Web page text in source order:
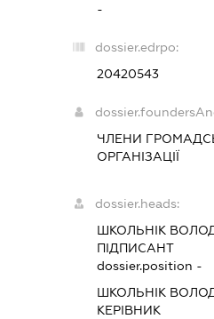
-
dossier.edrpo:
20420543
ЧЛЕНИ
ОРГАНІЗАЦІЇ
dossier.heads:
ШКОЛЬНІК
ПІДПИСАНТ
dossier.position -
ШКОЛЬНІК
КЕРІВНИК